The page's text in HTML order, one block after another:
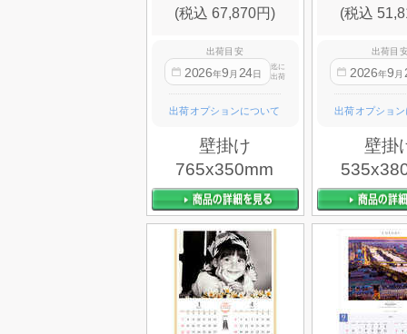
(税込 67,870円)
出荷目安
2026年9 月 24日
迄に
出荷
出荷オプションについて
壁掛け
765x350mm
(税込
出荷目
2026年9 月
出荷オプショ
壁掛